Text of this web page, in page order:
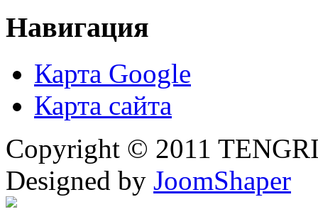
Навигация
Карта Google
Карта сайта
Copyright © 2011
Designed by JoomShaper